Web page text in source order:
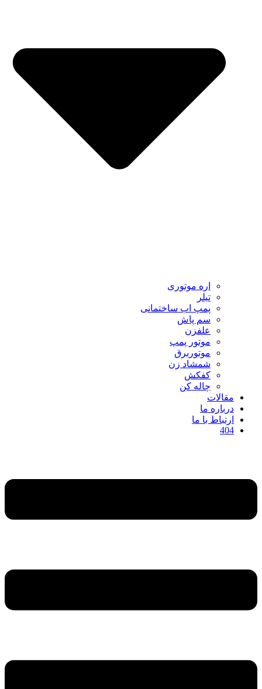
اره موتوری
تیلر
پمپ اب ساختمانی
سم پاش
علفزن
موتور پمپ
موتوربرق
شمشاد زن
کفکش
چاله کن
مقالات
درباره ما
ارتباط با ما
404